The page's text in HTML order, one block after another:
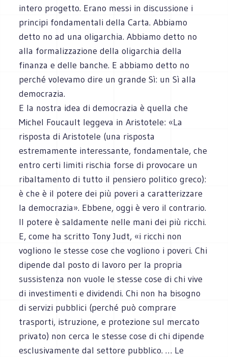
intero progetto. Erano messi in discussione i
principi fondamentali della Carta. Abbiamo
detto no ad una oligarchia. Abbiamo detto no
alla formalizzazione della oligarchia della
finanza e delle banche. E abbiamo detto no
perché volevamo dire un grande Sì: un Sì alla
democrazia.
E la nostra idea di democrazia è quella che
Michel Foucault leggeva in Aristotele: «La
risposta di Aristotele (una risposta
estremamente interessante, fondamentale, che
entro certi limiti rischia forse di provocare un
ribaltamento di tutto il pensiero politico greco):
è che è il potere dei più poveri a caratterizzare
la democrazia». Ebbene, oggi è vero il contrario.
Il potere è saldamente nelle mani dei più ricchi.
E, come ha scritto Tony Judt, «i ricchi non
vogliono le stesse cose che vogliono i poveri. Chi
dipende dal posto di lavoro per la propria
sussistenza non vuole le stesse cose di chi vive
di investimenti e dividendi. Chi non ha bisogno
di servizi pubblici (perché può comprare
trasporti, istruzione, e protezione sul mercato
privato) non cerca le stesse cose di chi dipende
esclusivamente dal settore pubblico. … Le